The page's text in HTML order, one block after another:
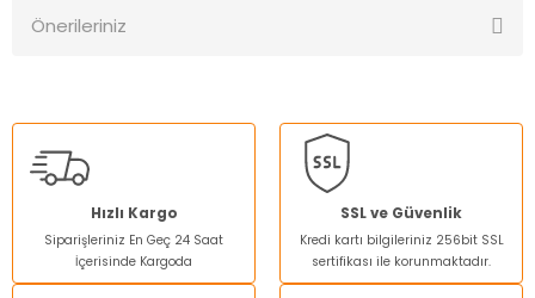
Önerileriniz
kullanarak tarafımıza iletebilirsiniz.
Görüş ve önerileriniz için teşekkür ederiz.
Ürün resmi kalitesiz, bozuk veya görüntülenemiyor.
Ürün açıklamasında eksik bilgiler bulunuyor.
Ürün bilgilerinde hatalar bulunuyor.
Hızlı Kargo
Siparişleriniz En Geç 24 Saat
İçerisinde Kargoda
SSL ve Güvenlik
Kredi kartı bilgileriniz 256bit SSL
sertifikası ile korunmaktadır.